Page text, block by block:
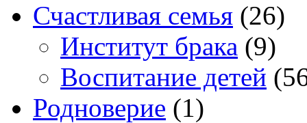
Счастливая семья (26)
Институт брака (9)
Воспитание детей
Родноверие (1)